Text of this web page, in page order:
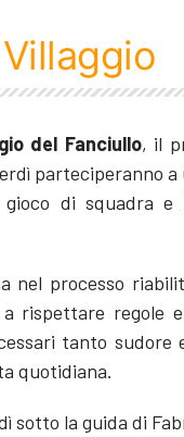
del Fanciullo, il
parteciperanno
di squadra e
nel processo
rispettare regole
tanto
quotidiana.
sotto la guida di